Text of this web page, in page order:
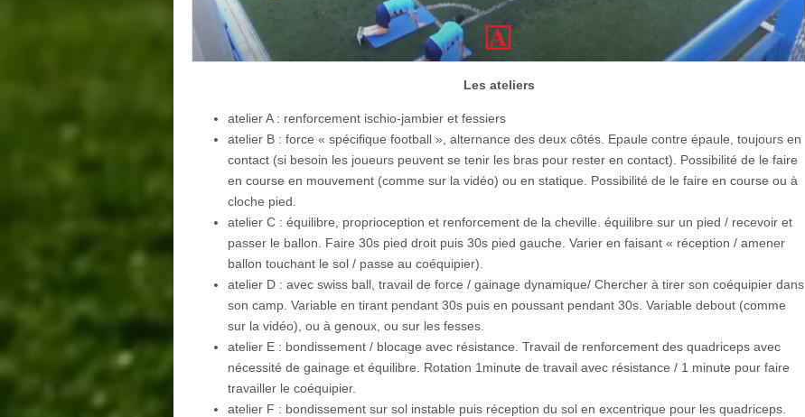
Les ateliers
atelier A : renforcement ischio-jambier et fessiers
atelier B : force « spécifique football », alternance des deux côtés. Epaule contre épaule, toujours en
contact (si besoin les joueurs peuvent se tenir les bras pour rester en contact). Possibilité de le faire
en course en mouvement (comme sur la vidéo) ou en statique. Possibilité de le faire en course ou à
cloche pied.
atelier C : équilibre, proprioception et renforcement de la cheville. équilibre sur un pied / recevoir et
passer le ballon. Faire 30s pied droit puis 30s pied gauche. Varier en faisant « réception / amener
ballon touchant le sol / passe au coéquipier).
atelier D : avec swiss ball, travail de force / gainage dynamique/ Chercher à tirer son coéquipier dans
son camp. Variable en tirant pendant 30s puis en poussant pendant 30s. Variable debout (comme
sur la vidéo), ou à genoux, ou sur les fesses.
atelier E : bondissement / blocage avec résistance. Travail de renforcement des quadriceps avec
nécessité de gainage et équilibre. Rotation 1minute de travail avec résistance / 1 minute pour faire
travailler le coéquipier.
atelier F : bondissement sur sol instable puis réception du sol en excentrique pour les quadriceps.